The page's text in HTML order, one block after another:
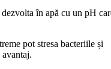
în apă cu un pH
pot stresa bacteriile și